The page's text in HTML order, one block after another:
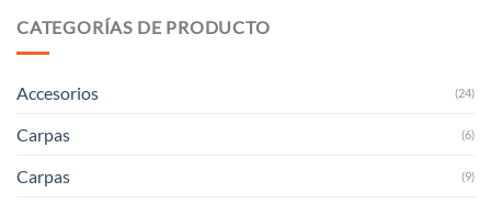
Just
with
CATEGORÍAS DE PRODUCTO
Accesorios (24)
Carpas (6)
Carpas (9)